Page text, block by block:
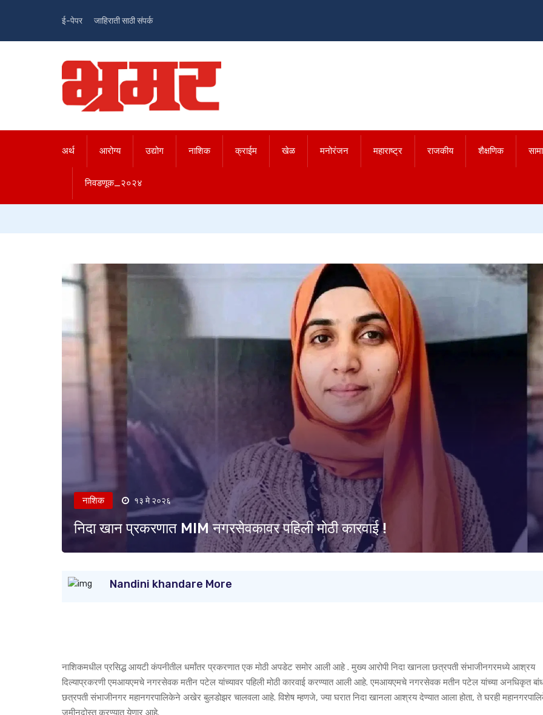
ई-पेपर जाहिराती साठी संपर्क
अर्थ आरोग्य उद्योग नाशिक क्राईम खेळ मनोरंजन महाराष्ट्र राजकीय शैक्षणिक
निवडणूक_२०२४
नाशिक १३ मे २०२६
निदा खान प्रकरणात MIM नगरसेवकावर पहिली मोठी कारवाई !
Nandini khandare More
नाशिकमधील प्रसिद्ध आयटी कंपनीतील धर्मांतर प्रकरणात एक मोठी अपडेट समोर आली आहे . मुख्य आरोपी निदा खानला छत्रपती संभाजीनगरमध्ये आश्रय
दिल्याप्रकरणी एमआयएमचे नगरसेवक मतीन पटेल यांच्यावर पहिली मोठी कारवाई करण्यात आली आहे. एमआयएमचे नगरसेवक मतीन पटेल यांच्या अनधिकृत
छत्रपती संभाजीनगर महानगरपालिकेने अखेर बुलडोझर चालवला आहे. विशेष म्हणजे, ज्या घरात निदा खानला आश्रय देण्यात आला होता, ते घरही
जमीनदोस्त करण्यात येणार आहे.